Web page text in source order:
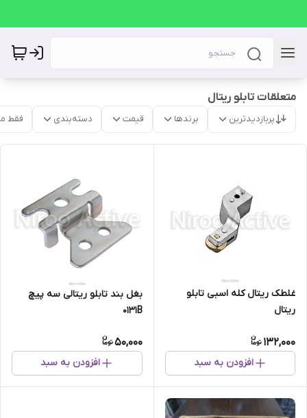
متعلقات تابلو ریتال
پربازدیدترین برندها قیمت دسته‌بندی فقط
غلطک ریتال کله اسبی تابلو
ریتال
132,000
افزودن به سبد
بغل بند تابلو ريتالی سه پیچ
۰۱۳۱B
50,000
افزودن به سبد